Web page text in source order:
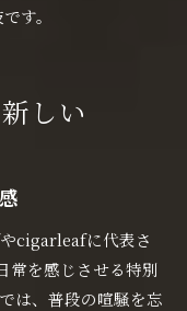
す。
しい
cigarleafに代表さ
常を感じさせる特別
は、普段の喧騒を忘